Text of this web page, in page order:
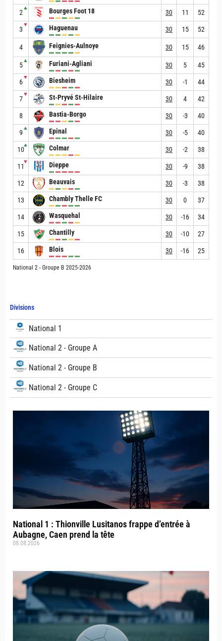
Divisions
National 1
National 2 - Groupe A
National 2 - Groupe B
National 2 - Groupe C
National 1 : Thionville Lusitanos frappe d’entrée à
Aubagne, Caen prend la tête
08.08.2026
2
▲ Bourges Foot 18 30 11 52
3
▼ Haguenau 30 15 52
4 Feignies-Aulnoye 30 15 46
5
▲ Furiani-Agliani 30 5 45
6
▼ Biesheim 30 -1 44
7
▼ St-Pryvé St-Hilaire 30 4 42
8 Bastia-Borgo 30 -3 40
9
▲ Epinal 30 -5 40
10
▲ Colmar 30 -2 38
11
▼ Dieppe 30 -9 38
12 Beauvais 30 -3 38
13 Chambly Thelle FC 30 0 37
14 Wasquehal 30 -16 34
15 Chantilly 30 -10 27
16 Blois 30 -16 25
National 2 - Groupe B 2025-2026